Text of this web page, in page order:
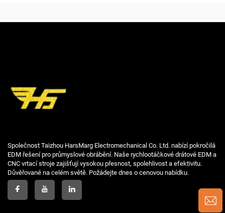
Společnost Taizhou HarsMarg Electromechanical Co. Ltd. nabízí pokročilá
EDM řešení pro průmyslové obrábění. Naše rychlootáčkové drátové EDM a
CNC vrtací stroje zajišťují vysokou přesnost, spolehlivost a efektivitu.
Důvěřované na celém světě. Požádejte dnes o cenovou nabídku.